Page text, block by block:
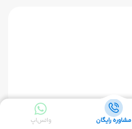
مشاوره رایگان واتس‌اپ